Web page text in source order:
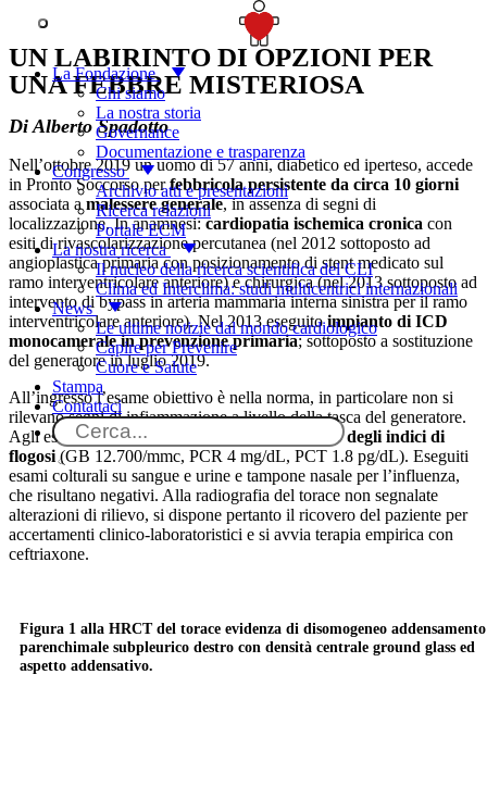
La Fondazione
Chi siamo
La nostra storia
Governance
Documentazione e trasparenza
Congresso
Archivio atti e presentazioni
Ricerca relazioni
Portale ECM
La nostra ricerca
Il nucleo della ricerca scientifica del CLI
Clima ed Interclima: studi multicentrici internazionali
News
Le ultime notizie dal mondo cardiologico
Capire per Prevenire
Cuore e Salute
Stampa
Contattaci
UN LABIRINTO DI OPZIONI PER
UNA FEBBRE MISTERIOSA
Di Alberto Spadotto
Nell’ottobre 2019 un uomo di 57 anni, diabetico ed iperteso, accede
in Pronto Soccorso perfebbricola persistente da circa 10 giorni
associata amalessere generale, in assenza di segni di
localizzazione. In anamnesi:cardiopatia ischemica cronica con
esiti di rivascolarizzazione percutanea (nel 2012 sottoposto ad
angioplastica primaria con posizionamento di stent medicato sul
ramo interventricolare anteriore) e chirurgica (nel 2013 sottoposto ad
intervento di bypass in arteria mammaria interna sinistra per il ramo
interventricolare anteriore). Nel 2013 eseguitoimpianto di ICD
monocamerale in prevenzione primaria; sottoposto a sostituzione
del generatore in luglio 2019.
All’ingresso l’esame obiettivo è nella norma, in particolare non si
rilevano segni di infiammazione a livello della tasca del generatore.
Agli esami di laboratorio riscontro di lieve
rialzo degli indici di
flogosi(GB 12.700/mmc, PCR 4 mg/dL, PCT 1.8 pg/dL). Eseguiti
esami colturali su sangue e urine e tampone nasale per l’influenza,
che risultano negativi. Alla radiografia del torace non segnalate
alterazioni di rilievo, si dispone pertanto il ricovero del paziente per
accertamenti clinico-laboratoristici e si avvia terapia empirica con
ceftriaxone.
Figura 1 alla HRCT del torace evidenza di disomogeneo addensamento
parenchimale subpleurico destro con densità centrale ground glass ed
aspetto addensativo.